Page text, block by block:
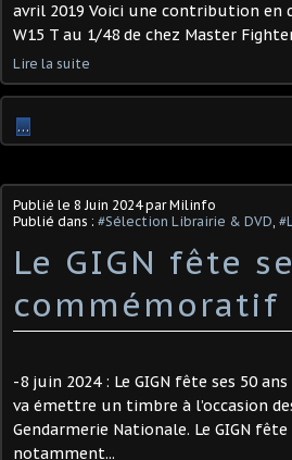
avril 2019 Voici une contribution en
W15 T au 1/48 de chez Master
Lire la suite
…
Publié le 8 Juin 2024par Milinfo
Publié dans : #Sélection Librairie & DVD,
Le GIGN fête
commémoratif
-8 juin 2024 : Le GIGN fête ses 50
va émettre un timbre à l’occasion
Gendarmerie Nationale. Le GIGN
notamment...